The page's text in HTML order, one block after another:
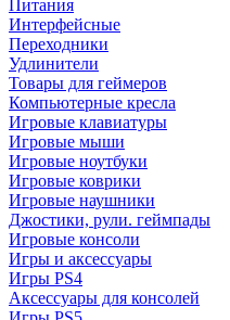
Питания
Интерфейсные
Переходники
Удлинители
Товары для геймеров
Компьютерные кресла
Игровые клавиатуры
Игровые мыши
Игровые ноутбуки
Игровые коврики
Игровые наушники
Джостики, рули. геймпады
Игровые консоли
Игры и аксессуары
Игры PS4
Аксессуары для консолей